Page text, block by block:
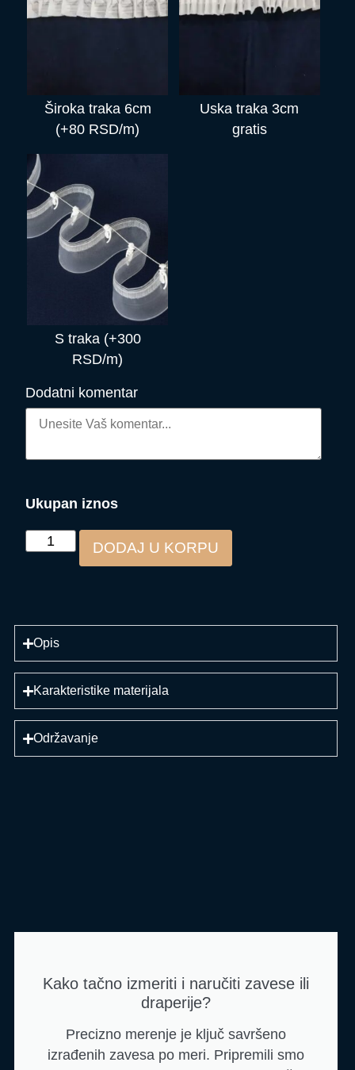
Široka traka 6cm
(+80 RSD/m)
Uska traka 3cm
gratis
S traka (+300
RSD/m)
Dodatni komentar
Ukupan iznos
DODAJ U KORPU
Opis
Karakteristike materijala
Održavanje
Kako tačno izmeriti i naručiti zavese ili
draperije?
Precizno merenje je ključ savršeno
izrađenih zavesa po meri. Pripremili smo